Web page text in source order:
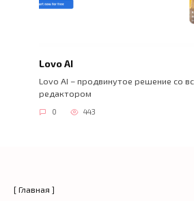
Lovo AI
Lovo AI – продвинутое решение со
редактором
0 443
[ Главная ]